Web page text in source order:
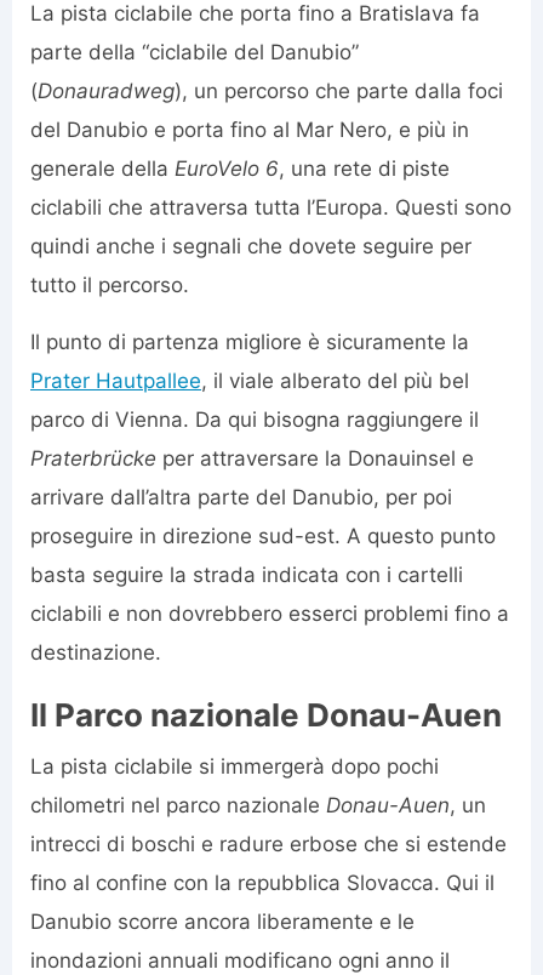
La pista ciclabile che porta fino a Bratislava fa
parte della “ciclabile del Danubio”
(Donauradweg), un percorso che parte dalla foci
del Danubio e porta fino al Mar Nero, e più in
generale della EuroVelo 6, una rete di piste
ciclabili che attraversa tutta l’Europa. Questi sono
quindi anche i segnali che dovete seguire per
tutto il percorso.
Il punto di partenza migliore è sicuramente la
Prater Hautpallee, il viale alberato del più bel
parco di Vienna. Da qui bisogna raggiungere il
Praterbrücke per attraversare la Donauinsel e
arrivare dall’altra parte del Danubio, per poi
proseguire in direzione sud-est. A questo punto
basta seguire la strada indicata con i cartelli
ciclabili e non dovrebbero esserci problemi fino a
destinazione.
Il Parco nazionale Donau-Auen
La pista ciclabile si immergerà dopo pochi
chilometri nel parco nazionale Donau-Auen, un
intrecci di boschi e radure erbose che si estende
fino al confine con la repubblica Slovacca. Qui il
Danubio scorre ancora liberamente e le
inondazioni annuali modificano ogni anno il